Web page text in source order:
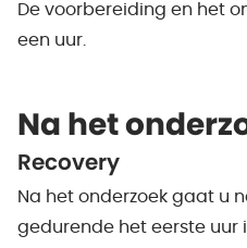
De voorbereiding en het
een uur.
Na het
Recovery
Na het onderzoek gaat u
gedurende het eerste uur